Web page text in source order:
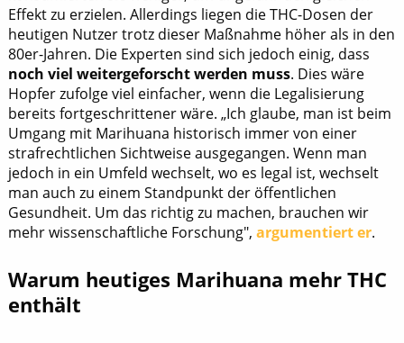
Effekt zu erzielen. Allerdings liegen die THC-Dosen der
heutigen Nutzer trotz dieser Maßnahme höher als in den
80er-Jahren. Die Experten sind sich jedoch einig, dass
noch viel weitergeforscht werden muss. Dies wäre
Hopfer zufolge viel einfacher, wenn die Legalisierung
bereits fortgeschrittener wäre. „Ich glaube, man ist beim
Umgang mit Marihuana historisch immer von einer
strafrechtlichen Sichtweise ausgegangen. Wenn man
jedoch in ein Umfeld wechselt, wo es legal ist, wechselt
man auch zu einem Standpunkt der öffentlichen
Gesundheit. Um das richtig zu machen, brauchen wir
mehr wissenschaftliche Forschung", argumentiert er.
Warum heutiges Marihuana mehr THC
enthält